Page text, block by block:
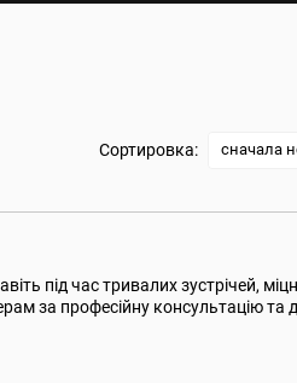
Сортировка: сначала
під час тривалих зустрічей,
за професійну консультацію та